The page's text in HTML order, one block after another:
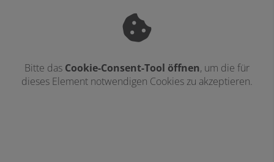
Bitte das Cookie-Consent-Tool öffnen, um die für
dieses Element notwendigen Cookies zu akzeptieren.